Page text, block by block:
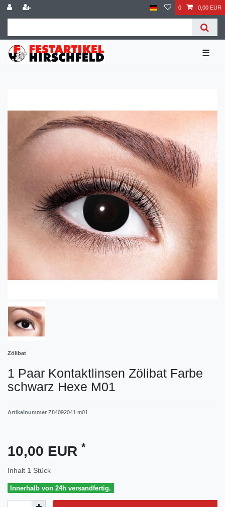
0 0,00 EUR
☰
Zölibat
1 Paar Kontaktlinsen Zölibat Farbe
schwarz Hexe M01
Artikelnummer Z84092041.m01
10,00 EUR *
Inhalt 1 Stück
Innerhalb von 24h versandfertig.